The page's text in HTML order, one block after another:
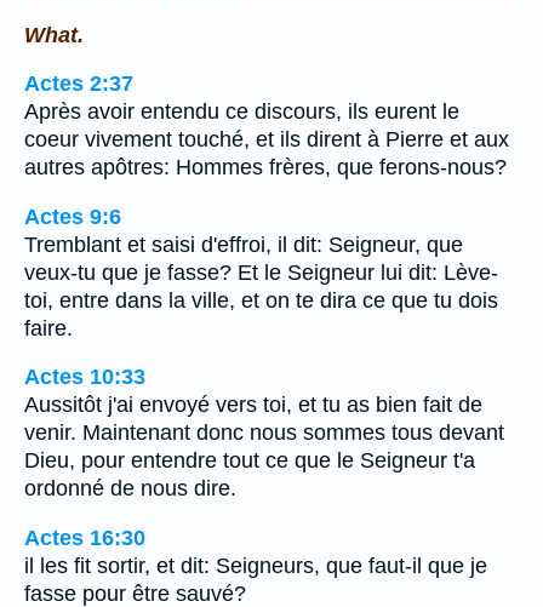
What.
Actes 2:37
Après avoir entendu ce discours, ils eurent le
coeur vivement touché, et ils dirent à Pierre et aux
autres apôtres: Hommes frères, que ferons-nous?
Actes 9:6
Tremblant et saisi d'effroi, il dit: Seigneur, que
veux-tu que je fasse? Et le Seigneur lui dit: Lève-
toi, entre dans la ville, et on te dira ce que tu dois
faire.
Actes 10:33
Aussitôt j'ai envoyé vers toi, et tu as bien fait de
venir. Maintenant donc nous sommes tous devant
Dieu, pour entendre tout ce que le Seigneur t'a
ordonné de nous dire.
Actes 16:30
il les fit sortir, et dit: Seigneurs, que faut-il que je
fasse pour être sauvé?